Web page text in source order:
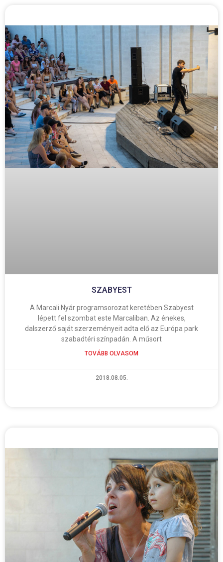
SZABYEST
A Marcali Nyár programsorozat keretében Szabyest
lépett fel szombat este Marcaliban. Az énekes,
dalszerző saját szerzeményeit adta elő az Európa park
szabadtéri színpadán. A műsort
TOVÁBB OLVASOM
2018.08.05.